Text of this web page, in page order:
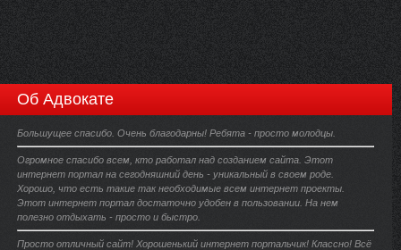
Об Адвокате
Большущее спасибо. Очень благодарны! Ребята - просто молодцы.
Огромное спасибо всем, кто работал над созданием сайта. Этот
интернет портал на сегодняшний день - уникальный в своем роде.
Хорошо, что есть такие так необходимые всем интернет проекты.
Этот интернет портал достаточно удобен в пользовании. На нем
полезно отдыхать - просто и быстро.
Просто отличный сайт! Хорошенький интернет портальчик! Классно! Всё